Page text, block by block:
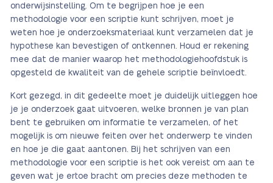
onderwijsinstelling. Om te begrijpen hoe je een
methodologie voor een scriptie kunt schrijven, moet je
weten hoe je onderzoeksmateriaal kunt verzamelen dat je
hypothese kan bevestigen of ontkennen. Houd er rekening
mee dat de manier waarop het methodologiehoofdstuk is
opgesteld de kwaliteit van de gehele scriptie beïnvloedt.
Kort gezegd, in dit gedeelte moet je duidelijk uitleggen hoe
je je onderzoek gaat uitvoeren, welke bronnen je van plan
bent te gebruiken om informatie te verzamelen, of het
mogelijk is om nieuwe feiten over het onderwerp te vinden
en hoe je die gaat aantonen. Bij het schrijven van een
methodologie voor een scriptie is het ook vereist om aan te
geven wat je ertoe bracht om precies deze methoden te